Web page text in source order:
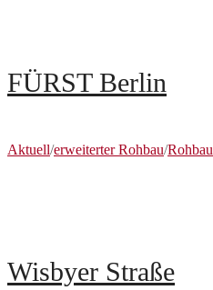
FÜRST Berlin
Aktuell/erweiterter Rohbau/Rohbau
Wisbyer Straße